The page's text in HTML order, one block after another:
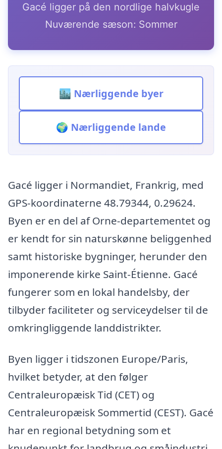
Gacé ligger på den nordlige halvkugle
Nuværende sæson: Sommer
🏙️ Nærliggende byer
🌍 Nærliggende lande
Gacé ligger i Normandiet, Frankrig, med
GPS-koordinaterne 48.79344, 0.29624.
Byen er en del af Orne-departementet og
er kendt for sin naturskønne beliggenhed
samt historiske bygninger, herunder den
imponerende kirke Saint-Étienne. Gacé
fungerer som en lokal handelsby, der
tilbyder faciliteter og serviceydelser til de
omkringliggende landdistrikter.
Byen ligger i tidszonen Europe/Paris,
hvilket betyder, at den følger
Centraleuropæisk Tid (CET) og
Centraleuropæisk Sommertid (CEST). Gacé
har en regional betydning som et